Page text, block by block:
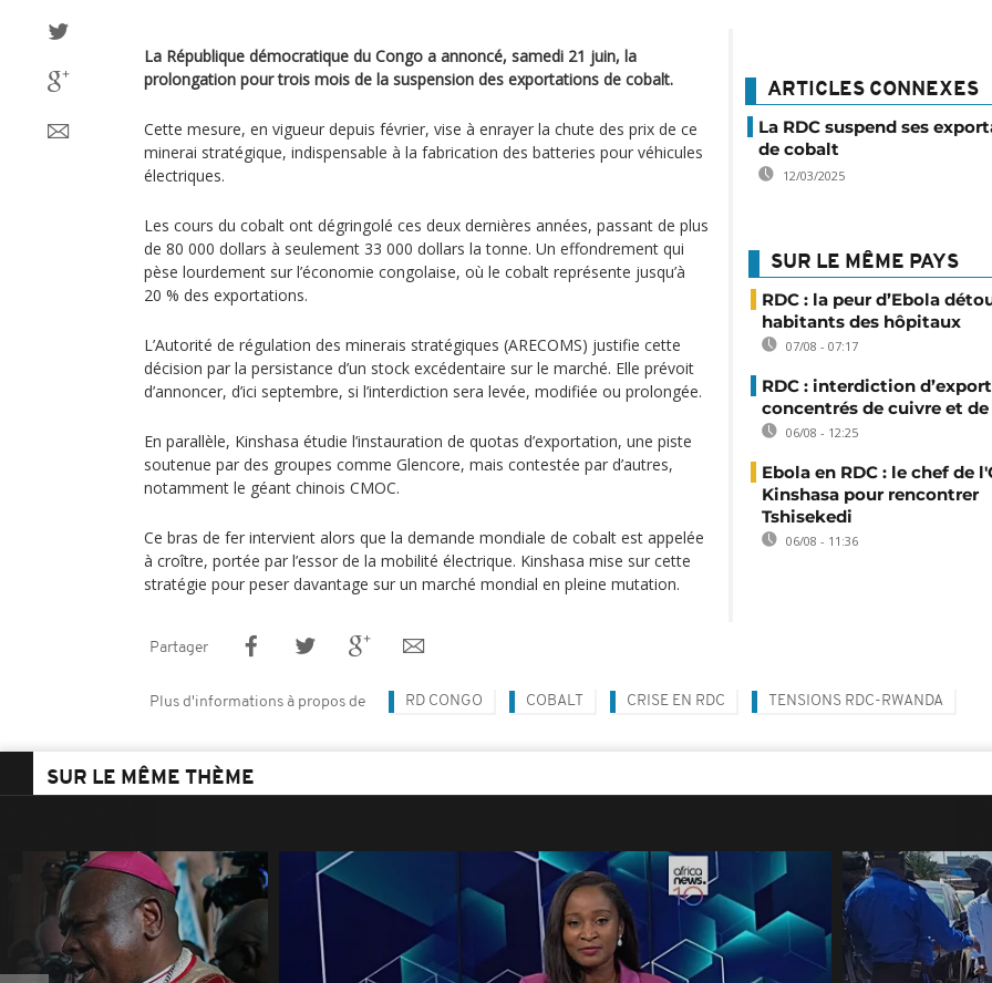
La République démocratique du Congo a annoncé, samedi 21 juin, la
prolongation pour trois mois de la suspension des exportations de cobalt.
Cette mesure, en vigueur depuis février, vise à enrayer la chute des prix de ce
minerai stratégique, indispensable à la fabrication des batteries pour véhicules
électriques.
Les cours du cobalt ont dégringolé ces deux dernières années, passant de plus
de 80 000 dollars à seulement 33 000 dollars la tonne. Un effondrement qui
pèse lourdement sur l’économie congolaise, où le cobalt représente jusqu’à
20 % des exportations.
L’Autorité de régulation des minerais stratégiques (ARECOMS) justifie cette
décision par la persistance d’un stock excédentaire sur le marché. Elle prévoit
d’annoncer, d’ici septembre, si l’interdiction sera levée, modifiée ou prolongée.
En parallèle, Kinshasa étudie l’instauration de quotas d’exportation, une piste
soutenue par des groupes comme Glencore, mais contestée par d’autres,
notamment le géant chinois CMOC.
Ce bras de fer intervient alors que la demande mondiale de cobalt est appelée
à croître, portée par l’essor de la mobilité électrique. Kinshasa mise sur cette
stratégie pour peser davantage sur un marché mondial en pleine mutation.
ARTICLES CONNEXES
La RDC suspend ses
de cobalt
12/03/2025
SUR LE MÊME PAYS
RDC : la peur d’Ebola
habitants des hôpitaux
07/08 - 07:17
RDC : interdiction
concentrés de cuivre et
06/08 - 12:25
Ebola en RDC : le chef de
Kinshasa pour rencontrer
Tshisekedi
06/08 - 11:36
Partager
Plus d'informations à propos de RD CONGO COBALT CRISE EN RDC TENSIONS RDC-RWANDA
SUR LE MÊME THÈME